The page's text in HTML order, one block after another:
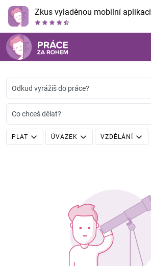
Zkus vyladěnou mobilní aplikaci
Odkud vyrážíš do práce?
Co chceš dělat?
PLAT ÚVAZEK VZDĚLÁNÍ